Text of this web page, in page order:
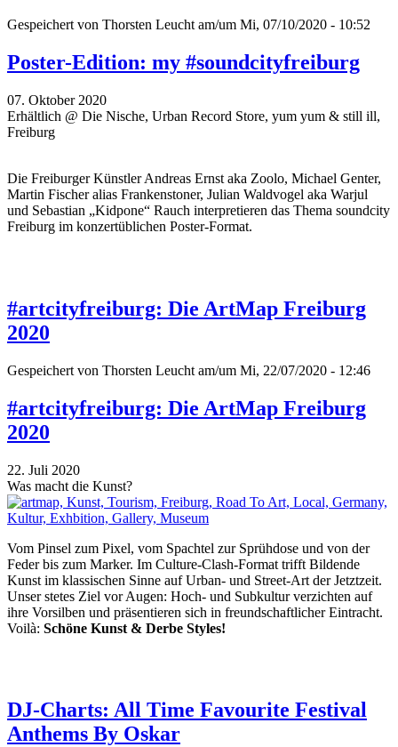
Gespeichert von Thorsten Leucht am/um Mi, 07/10/2020 - 10:52
Poster-Edition: my #soundcityfreiburg
07. Oktober 2020
Erhältlich @ Die Nische, Urban Record Store, yum yum & still ill,
Freiburg
Die Freiburger Künstler Andreas Ernst aka Zoolo, Michael Genter,
Martin Fischer alias Frankenstoner, Julian Waldvogel aka Warjul
und Sebastian „Kidpone“ Rauch interpretieren das Thema soundcity
Freiburg im konzertüblichen Poster-Format.
#artcityfreiburg: Die ArtMap Freiburg
2020
Gespeichert von Thorsten Leucht am/um Mi, 22/07/2020 - 12:46
#artcityfreiburg: Die ArtMap Freiburg
2020
22. Juli 2020
Was macht die Kunst?
Vom Pinsel zum Pixel, vom Spachtel zur Sprühdose und von der
Feder bis zum Marker. Im Culture-Clash-Format trifft Bildende
Kunst im klassischen Sinne auf Urban- und Street-Art der Jetztzeit.
Unser stetes Ziel vor Augen: Hoch- und Subkultur verzichten auf
ihre Vorsilben und präsentieren sich in freundschaftlicher Eintracht.
Voilà: Schöne Kunst & Derbe Styles!
DJ-Charts: All Time Favourite Festival
Anthems By Oskar